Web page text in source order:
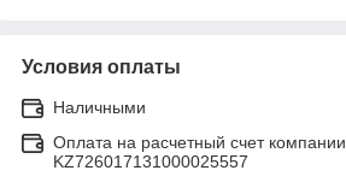
Условия оплаты
Наличными
Оплата на расчетный счет компании
KZ726017131000025557